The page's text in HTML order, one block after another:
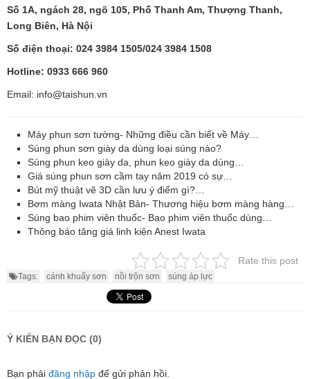
Số 1A, ngách 28, ngõ 105, Phố Thanh Am, Thượng Thanh,
Long Biên, Hà Nội
Số điện thoại: 024 3984 1505/024 3984 1508
Hotline: 0933 666 960
Email: info@taishun.vn
Máy phun sơn tường- Những điều cần biết về Máy…
Súng phun sơn giày da dùng loại súng nào?
Súng phun keo giày da, phun keo giày da dùng…
Giá súng phun sơn cầm tay năm 2019 có sự…
Bút mỹ thuật vẽ 3D cần lưu ý điểm gì?…
Bơm màng Iwata Nhật Bản- Thương hiệu bơm màng hàng…
Súng bao phim viên thuốc- Bao phim viên thuốc dùng…
Thông báo tăng giá linh kiện Anest Iwata
Rate this post
Tags: cánh khuấy sơn nồi trộn sơn súng áp lực
Ý KIẾN BẠN ĐỌC (0)
Bạn phải đăng nhập để gửi phản hồi.